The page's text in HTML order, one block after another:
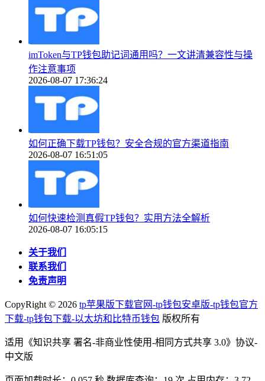
imToken与TP钱包助记词通用吗？一文讲清兼容性与操
作注意事项
2026-08-07 17:36:24
如何正确下载TP钱包？安全合规的官方渠道指南
2026-08-07 16:51:05
如何快速检测真假TP钱包？实用方法全解析
2026-08-07 16:05:15
关于我们
联系我们
免责声明
CopyRight © 2026 tp苹果版下载官网-tp钱包安卓版-tp钱包官方
下载-tp钱包下载-以太坊和比特币钱包 版权所有
适用《知识共享 署名-非商业性使用-相同方式共享 3.0》协议-
中文版